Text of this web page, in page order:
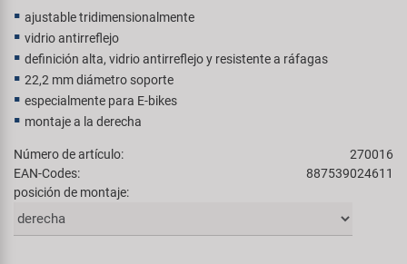
ajustable tridimensionalmente
vidrio antirreflejo
definición alta, vidrio antirreflejo y resistente a ráfagas
22,2 mm diámetro soporte
especialmente para E-bikes
montaje a la derecha
Número de artículo:
270016
EAN-Codes:
887539024611
posición de montaje: